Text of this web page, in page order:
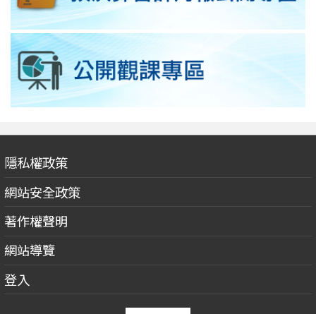
隱私權政策
網站安全政策
著作權聲明
網站導覽
登入